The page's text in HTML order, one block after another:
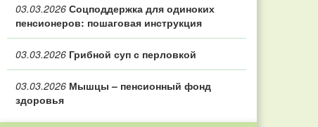
03.03.2026 Соцподдержка для одиноких
пенсионеров: пошаговая инструкция
03.03.2026 Грибной суп с перловкой
03.03.2026 Мышцы – пенсионный фонд
здоровья